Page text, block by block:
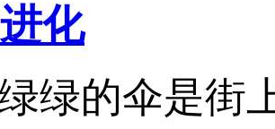
化
绿的伞是街